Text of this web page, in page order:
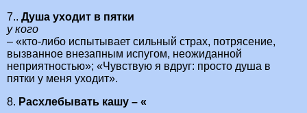
7.. Душа уходит в пятки
у кого
– «кто-либо испытывает сильный страх, потрясение,
вызванное внезапным испугом, неожиданной
неприятностью»; «Чувствую я вдруг: просто душа в
пятки у меня уходит».
8. Расхлебывать кашу – «